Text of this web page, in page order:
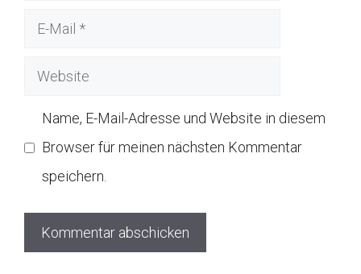
Website
Name, E-Mail-Adresse und Website in diesem
Browser für meinen nächsten Kommentar
speichern.